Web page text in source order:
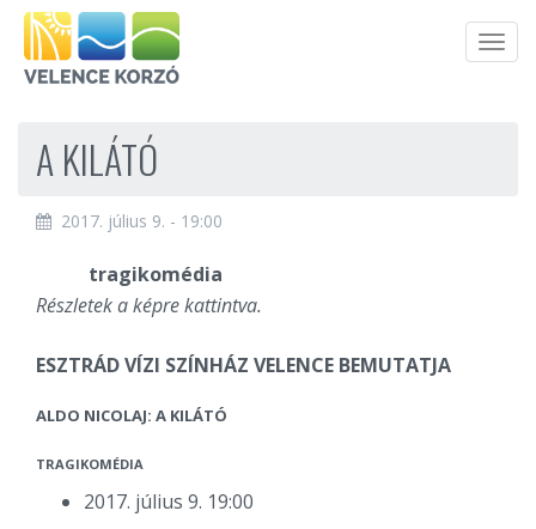
A KILÁTÓ
2017. július 9. - 19:00
tragikomédia
Részletek a képre kattintva.
ESZTRÁD VÍZI SZÍNHÁZ VELENCE BEMUTATJA
ALDO NICOLAJ: A KILÁTÓ
TRAGIKOMÉDIA
2017. július 9. 19:00